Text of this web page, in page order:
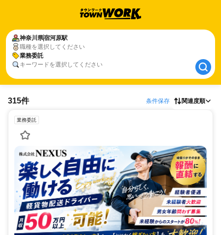
神奈川県宿河原駅
職種を選択してください
業務委託
キーワードを選択してください
神奈川県宿河原駅
業務委託
315件 条件保存 関連度順
業務委託